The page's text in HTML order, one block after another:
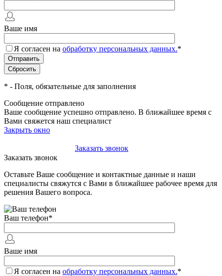
Ваше имя
Я согласен на обработку персональных данных.*
* - Поля, обязательные для заполнения
Сообщение отправлено
Ваше сообщение успешно отправлено. В ближайшее время с
Вами свяжется наш специалист
Закрыть окно
Заказать звонок
Заказать звонок
Оставьте Ваше сообщение и контактные данные и наши
специалисты свяжутся с Вами в ближайшее рабочее время для
решения Вашего вопроса.
Ваш телефон*
Ваше имя
Я согласен на обработку персональных данных.*